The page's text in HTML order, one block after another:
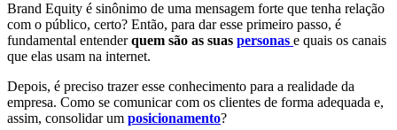
Brand Equity é sinônimo de uma mensagem forte que tenha relação
com o público, certo? Então, para dar esse primeiro passo, é
fundamental entenderquem são as suas personas e quais os canais
que elas usam na internet.
Depois, é preciso trazer esse conhecimento para a realidade da
empresa. Como se comunicar com os clientes de forma adequada e,
assim, consolidar um posicionamento?